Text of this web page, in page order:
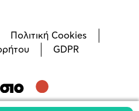
Πολιτική Cookies
GDPR